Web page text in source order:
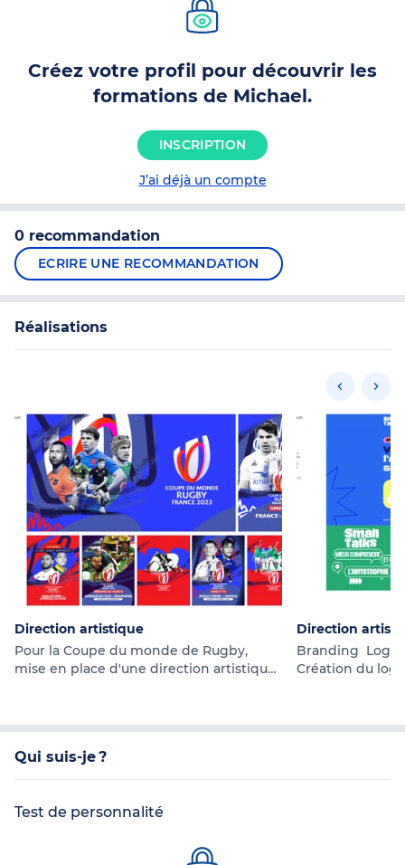
Créez votre profil pour découvrir les
formations de Michael.
INSCRIPTION
J’ai déjà un compte
0 recommandation
ECRIRE UNE RECOMMANDATION
Réalisations
Direction artistique
Pour la Coupe du monde de Rugby,
mise en place d'une direction artistique
Direction
Branding
Création du
pour les
Qui suis-je ?
Test de personnalité